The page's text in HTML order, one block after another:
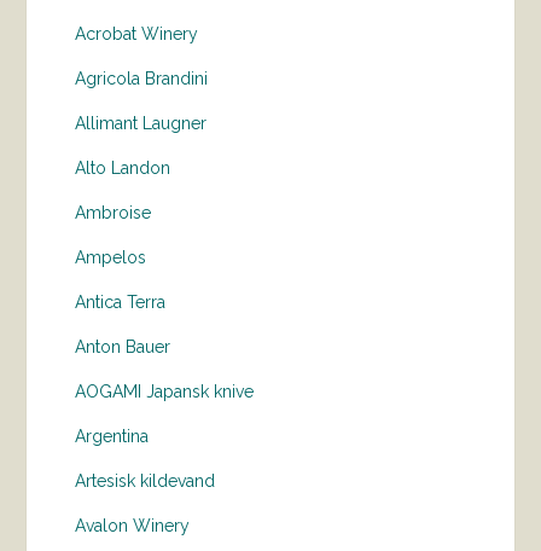
Acrobat Winery
Agricola Brandini
Allimant Laugner
Alto Landon
Ambroise
Ampelos
Antica Terra
Anton Bauer
AOGAMI Japansk knive
Argentina
Artesisk kildevand
Avalon Winery